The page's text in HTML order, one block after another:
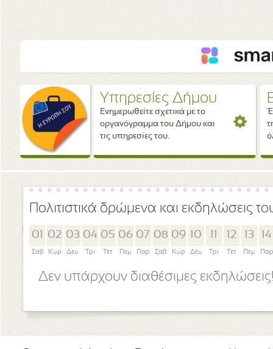
Υπηρεσίες Δήμου
Ενημερωθείτε σχετικά με το
οργανόγραμμα του Δήμου και
τις υπηρεσίες του.
Πολιτιστικά δρώμενα και εκδηλώσεις
01
Σαβ
02
Κυρ
03
Δευ
04
Τρι
05
Τετ
06
Πεμ
07
Παρ
08
Σαβ
09
Κυρ
10
Δευ Τρι
12
Τετ
13
Πεμ
14
Παρ
Δεν υπάρχουν διαθέσιμες